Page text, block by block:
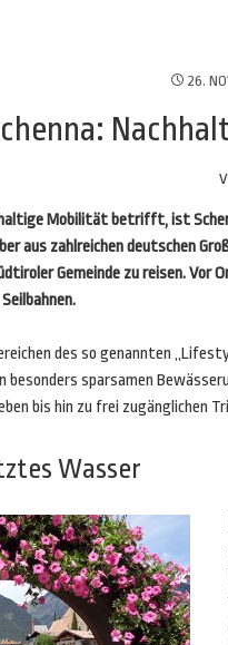
26.
Mobilität betrifft, ist
aus zahlreichen deutschen
Gemeinde zu reisen.
des so genannten
besonders sparsamen
bis hin zu frei zugänglichen
Wasser